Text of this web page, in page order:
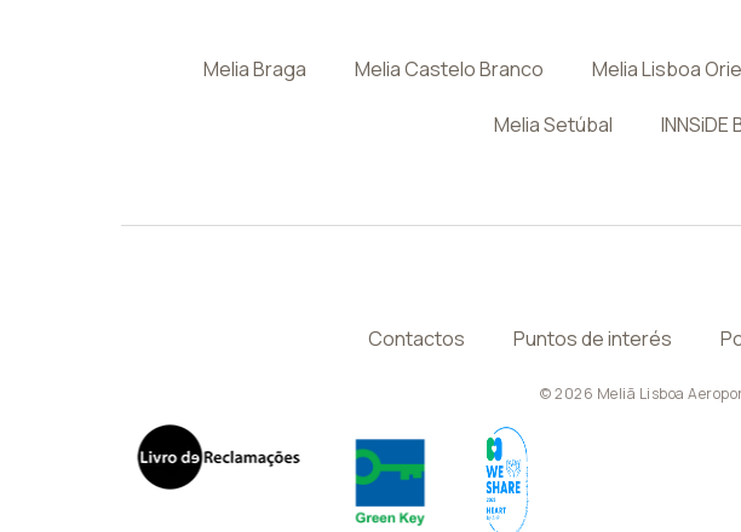
Melia Braga Melia Castelo Branco Melia Lisboa
Melia Setúbal
Contactos Puntos de interés
© 2026 Meliã Lisboa